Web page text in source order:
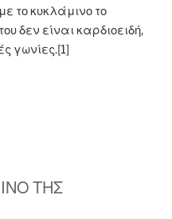
το κυκλάμινο το
δεν είναι καρδιοειδή,
γωνίες.[1]
ΤΗΣ